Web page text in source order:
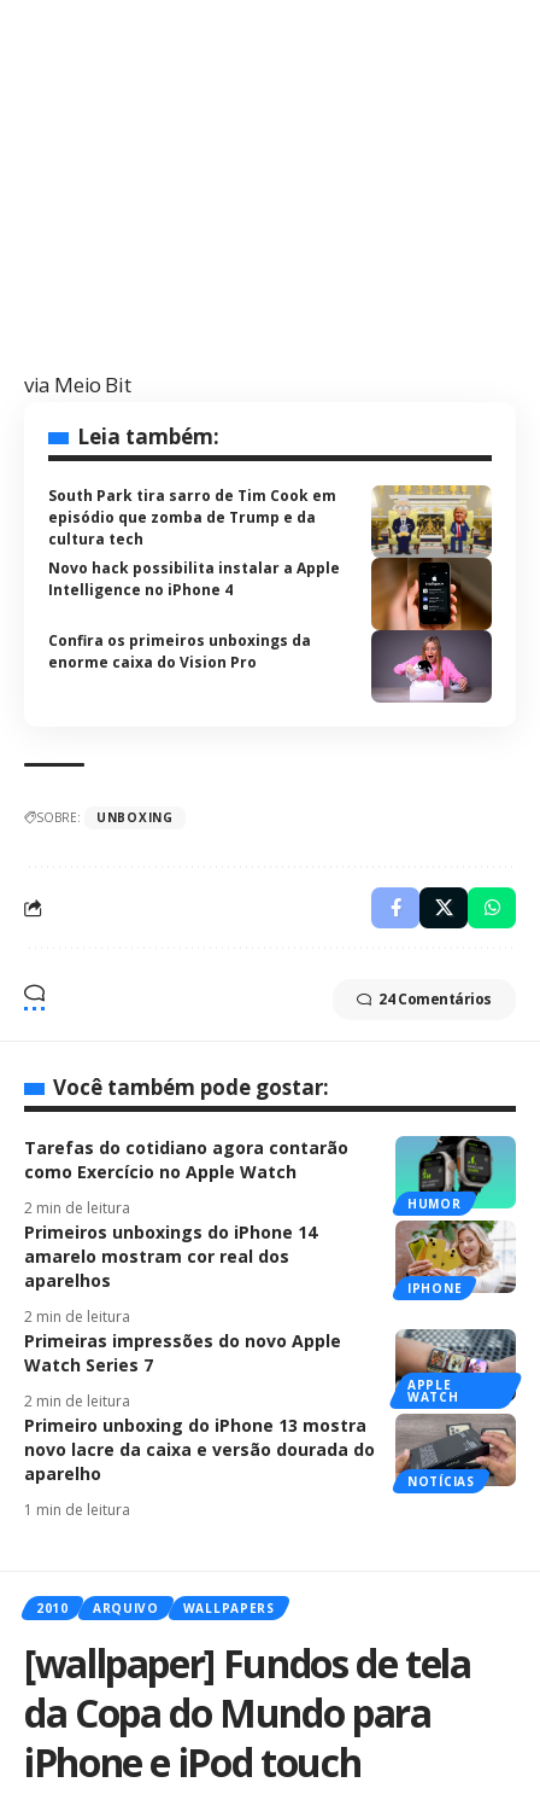
via Meio Bit
Leia também:
South Park tira sarro de Tim Cook em
episódio que zomba de Trump e da
cultura tech
Novo hack possibilita instalar a Apple
Intelligence no iPhone 4
Confira os primeiros unboxings da
enorme caixa do Vision Pro
SOBRE: UNBOXING
24 Comentários
Você também pode gostar:
HUMOR
Tarefas do cotidiano agora contarão
como Exercício no Apple Watch
2 min de leitura
IPHONE
Primeiros unboxings do iPhone 14
amarelo mostram cor real dos
aparelhos
2 min de leitura
APPLE
WATCH
Primeiras impressões do novo Apple
Watch Series 7
2 min de leitura
NOTÍCIAS
Primeiro unboxing do iPhone 13 mostra
novo lacre da caixa e versão dourada do
aparelho
1 min de leitura
2010 ARQUIVO WALLPAPERS
[wallpaper] Fundos de tela
da Copa do Mundo para
iPhone e iPod touch